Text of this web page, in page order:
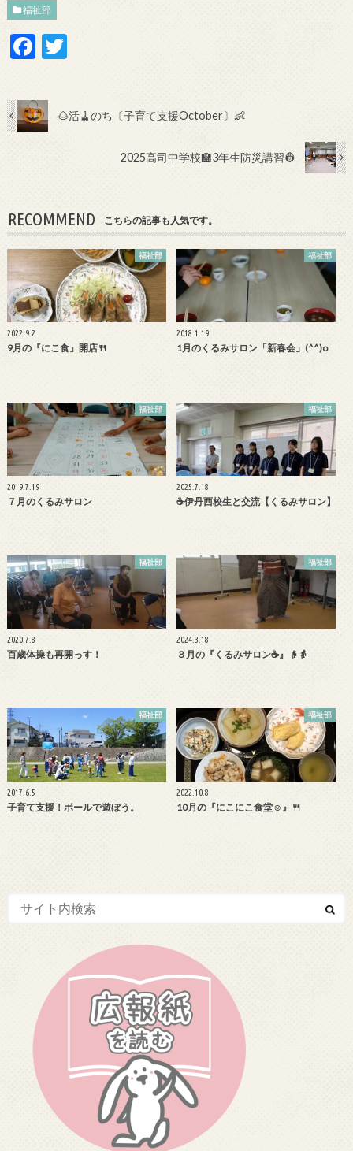
福祉部
F
e
b
T
er
🌰活🧹のち〔子育て支援October〕👶
2025高司中学校🏫3年生防災講習👷
RECOMMEND こちらの記事も人気です。
福祉部
2022.9.2
9月の『にこ食』開店🍴
福祉部
2018.1.19
1月のくるみサロン「新春会」(^^)o
福祉部
2019.7.19
７月のくるみサロン
福祉部
2025.7.18
☕伊丹西校生と交流【くるみサロン】
福祉部
2020.7.8
百歳体操も再開っす！
福祉部
2024.3.18
３月の『くるみサロン☕』👴👵
福祉部
2017.6.5
子育て支援！ボールで遊ぼう。
福祉部
2022.10.8
10月の『にこにこ食堂☺』🍴